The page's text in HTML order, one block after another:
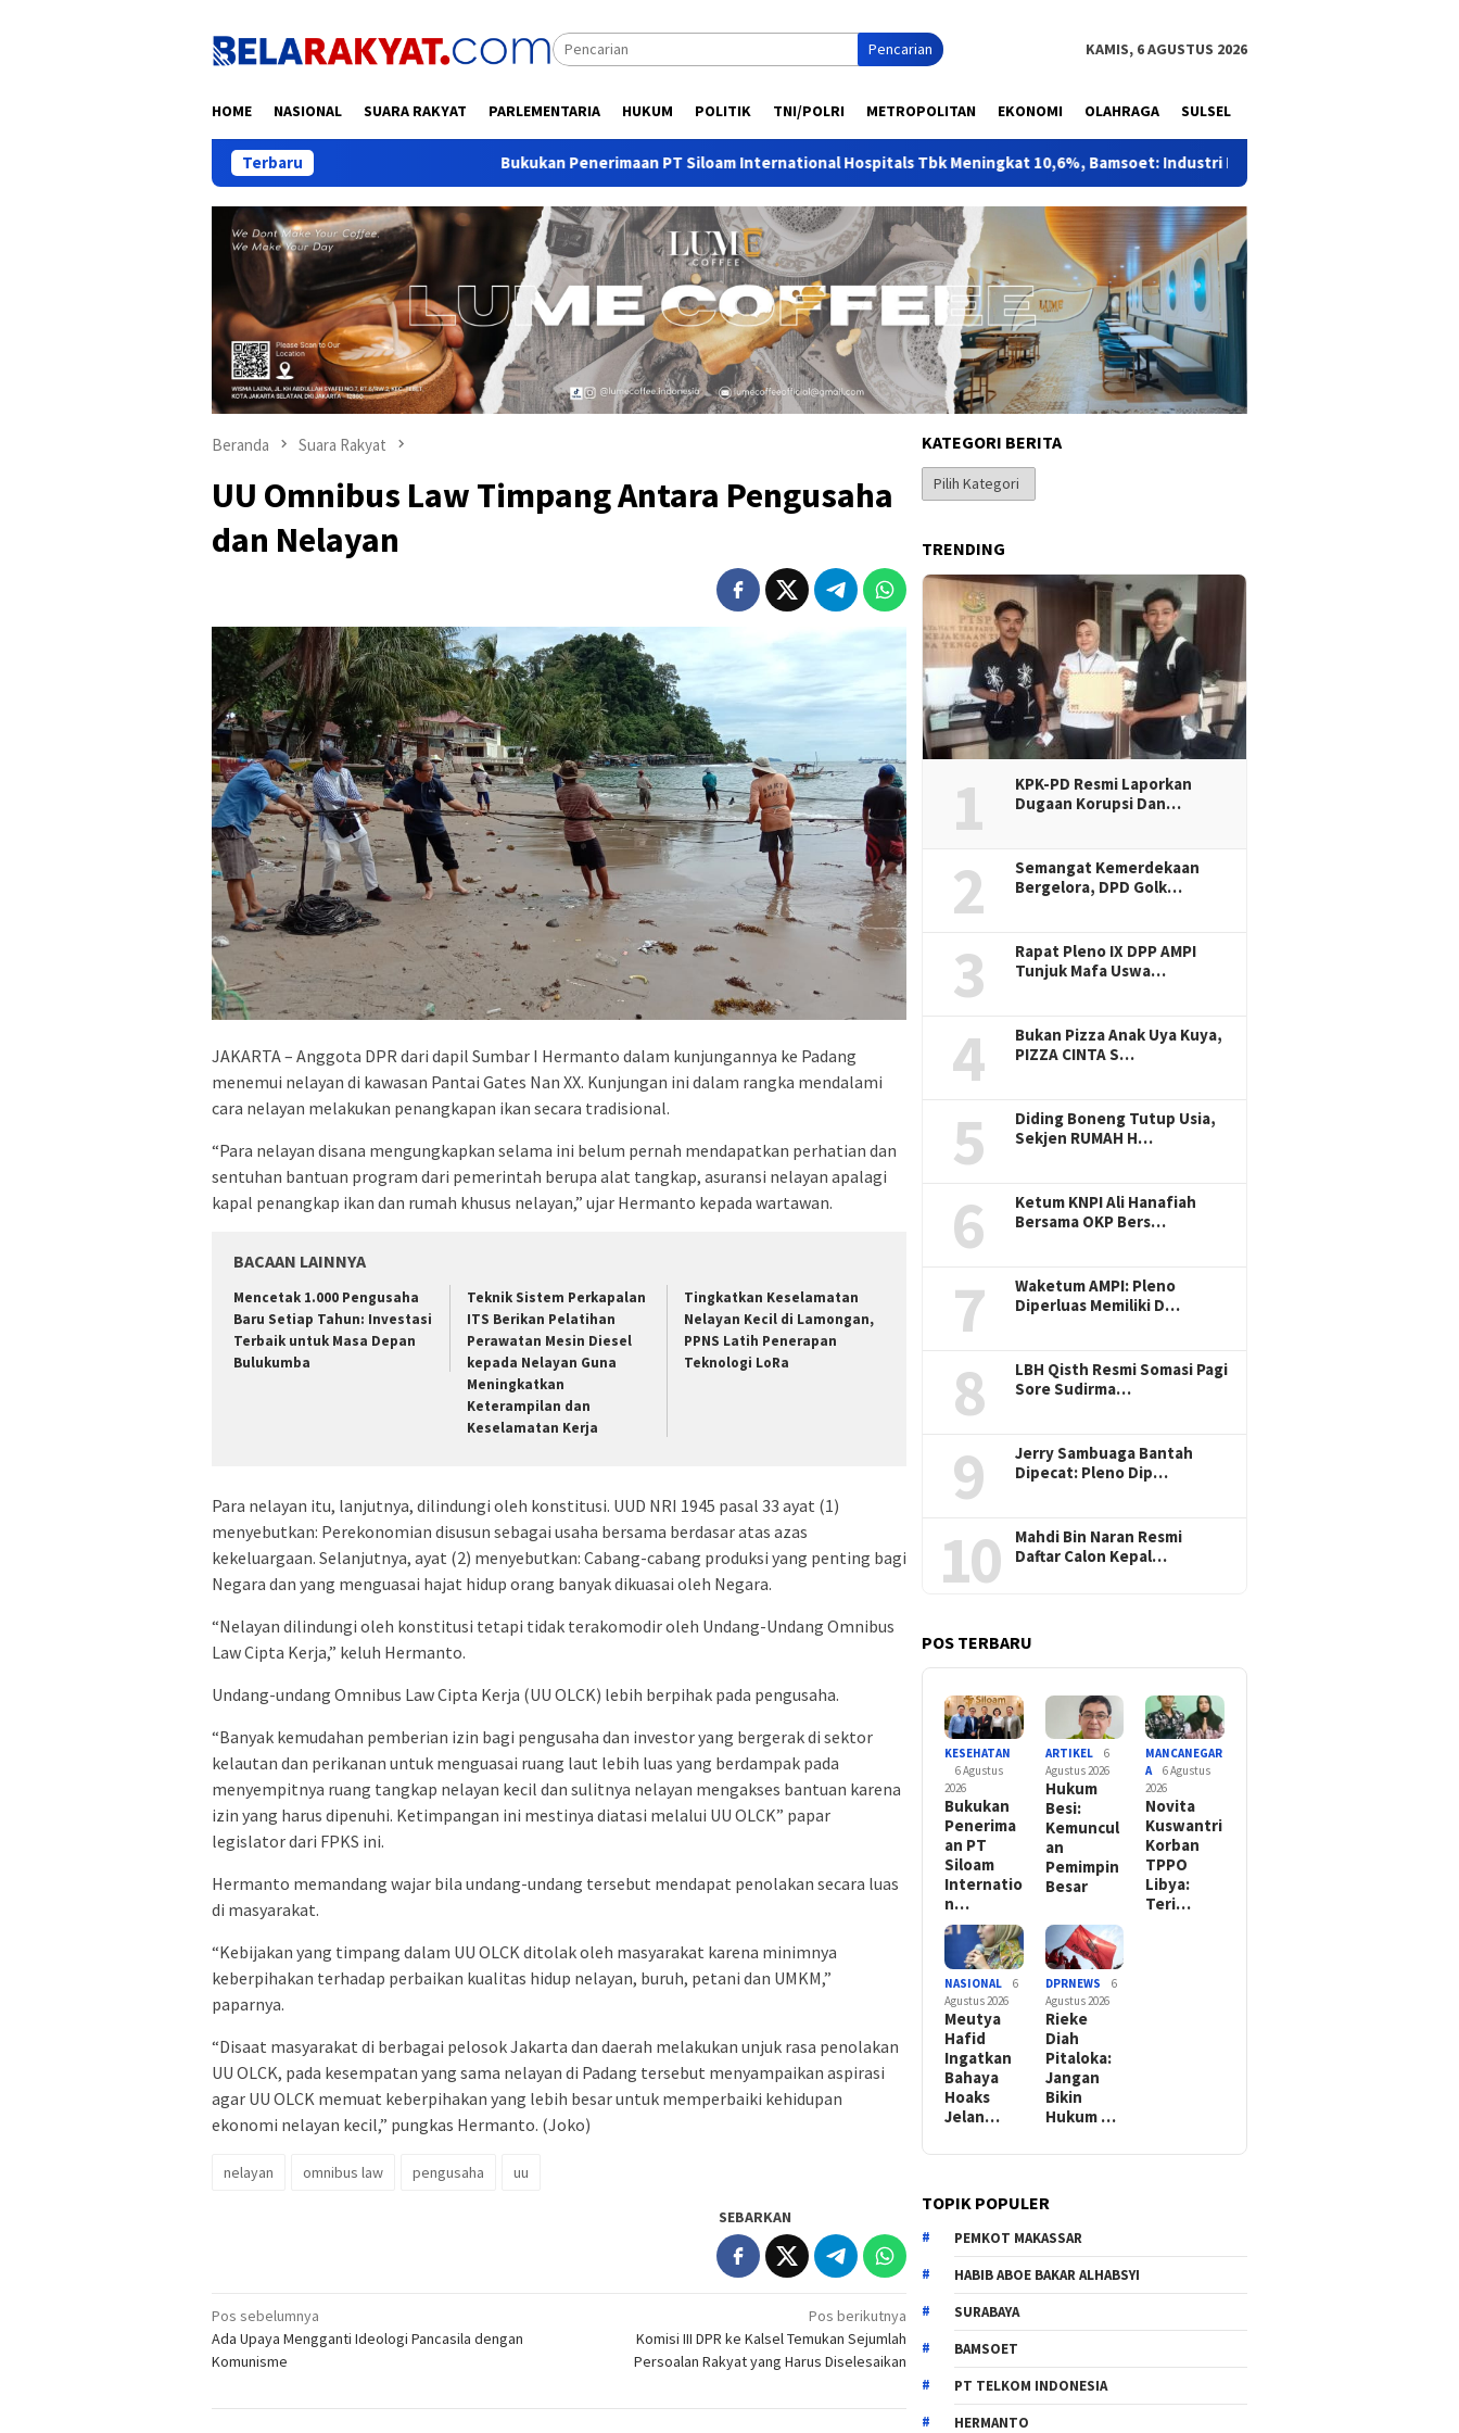
Pencarian KAMIS, 6 AGUSTUS 2026
HOME NASIONAL SUARA RAKYAT PARLEMENTARIA HUKUM POLITIK TNI/POLRI METROPOLITAN EKONOMI OLAHRAGA SULSEL
Terbaru Bukukan Penerimaan PT Siloam International Hospitals Tbk Meningkat 10,6%, Bamsoet: Industri Rumah Sakit Harus Adaptif Hadapi Tekanan
Beranda Suara Rakyat
UU Omnibus Law Timpang Antara Pengusaha
dan Nelayan
JAKARTA – Anggota DPR dari dapil Sumbar I Hermanto dalam kunjungannya ke Padang
menemui nelayan di kawasan Pantai Gates Nan XX. Kunjungan ini dalam rangka mendalami
cara nelayan melakukan penangkapan ikan secara tradisional.
“Para nelayan disana mengungkapkan selama ini belum pernah mendapatkan perhatian dan
sentuhan bantuan program dari pemerintah berupa alat tangkap, asuransi nelayan apalagi
kapal penangkap ikan dan rumah khusus nelayan,” ujar Hermanto kepada wartawan.
BACAAN LAINNYA
Mencetak 1.000 Pengusaha
Baru Setiap Tahun: Investasi
Terbaik untuk Masa Depan
Bulukumba
Teknik Sistem Perkapalan
ITS Berikan Pelatihan
Perawatan Mesin Diesel
kepada Nelayan Guna
Meningkatkan
Keterampilan dan
Keselamatan Kerja
Tingkatkan Keselamatan
Nelayan Kecil di Lamongan,
PPNS Latih Penerapan
Teknologi LoRa
Para nelayan itu, lanjutnya, dilindungi oleh konstitusi. UUD NRI 1945 pasal 33 ayat (1)
menyebutkan: Perekonomian disusun sebagai usaha bersama berdasar atas azas
kekeluargaan. Selanjutnya, ayat (2) menyebutkan: Cabang-cabang produksi yang penting bagi
Negara dan yang menguasai hajat hidup orang banyak dikuasai oleh Negara.
“Nelayan dilindungi oleh konstitusi tetapi tidak terakomodir oleh Undang-Undang Omnibus
Law Cipta Kerja,” keluh Hermanto.
Undang-undang Omnibus Law Cipta Kerja (UU OLCK) lebih berpihak pada pengusaha.
“Banyak kemudahan pemberian izin bagi pengusaha dan investor yang bergerak di sektor
kelautan dan perikanan untuk menguasai ruang laut lebih luas yang berdampak pada
menyempitnya ruang tangkap nelayan kecil dan sulitnya nelayan mengakses bantuan karena
izin yang harus dipenuhi. Ketimpangan ini mestinya diatasi melalui UU OLCK” papar
legislator dari FPKS ini.
Hermanto memandang wajar bila undang-undang tersebut mendapat penolakan secara luas
di masyarakat.
“Kebijakan yang timpang dalam UU OLCK ditolak oleh masyarakat karena minimnya
keberpihakan terhadap perbaikan kualitas hidup nelayan, buruh, petani dan UMKM,”
paparnya.
“Disaat masyarakat di berbagai pelosok Jakarta dan daerah melakukan unjuk rasa penolakan
UU OLCK, pada kesempatan yang sama nelayan di Padang tersebut menyampaikan aspirasi
agar UU OLCK memuat keberpihakan yang lebih besar untuk memperbaiki kehidupan
ekonomi nelayan kecil,” pungkas Hermanto. (Joko)
nelayan omnibus law pengusaha uu
SEBARKAN
Navigasi
pos
Pos sebelumnya
Ada Upaya Mengganti Ideologi Pancasila dengan
Komunisme
Pos berikutnya
Komisi III DPR ke Kalsel Temukan Sejumlah
Persoalan Rakyat yang Harus Diselesaikan
KATEGORI BERITA
Kategori
Berita
TRENDING
1
KPK-PD Resmi Laporkan
Dugaan Korupsi Dan…
2
Semangat Kemerdekaan
Bergelora, DPD Golk…
3
Rapat Pleno IX DPP AMPI
Tunjuk Mafa Uswa…
4
Bukan Pizza Anak Uya Kuya,
PIZZA CINTA S…
5
Diding Boneng Tutup Usia,
Sekjen RUMAH H…
6
Ketum KNPI Ali Hanafiah
Bersama OKP Bers…
7
Waketum AMPI: Pleno
Diperluas Memiliki D…
8
LBH Qisth Resmi Somasi Pagi
Sore Sudirma…
9
Jerry Sambuaga Bantah
Dipecat: Pleno Dip…
10
Mahdi Bin Naran Resmi
Daftar Calon Kepal…
POS TERBARU
KESEHATAN
6 Agustus
2026
Bukukan
Penerima
an PT
Siloam
Internatio
n…
ARTIKEL
6
Agustus 2026
Hukum
Besi:
Kemuncul
an
Pemimpin
Besar
MANCANEGAR
A
6 Agustus
2026
Novita
Kuswantri
Korban
TPPO
Libya:
Teri…
NASIONAL
6
Agustus 2026
Meutya
Hafid
Ingatkan
Bahaya
Hoaks
Jelan…
DPRNEWS
6
Agustus 2026
Rieke
Diah
Pitaloka:
Jangan
Bikin
Hukum …
TOPIK POPULER
PEMKOT MAKASSAR
HABIB ABOE BAKAR ALHABSYI
SURABAYA
BAMSOET
PT TELKOM INDONESIA
HERMANTO